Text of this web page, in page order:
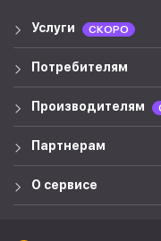
Услуги СКОРО
Потребителям
Производителям
Партнерам
О сервисе